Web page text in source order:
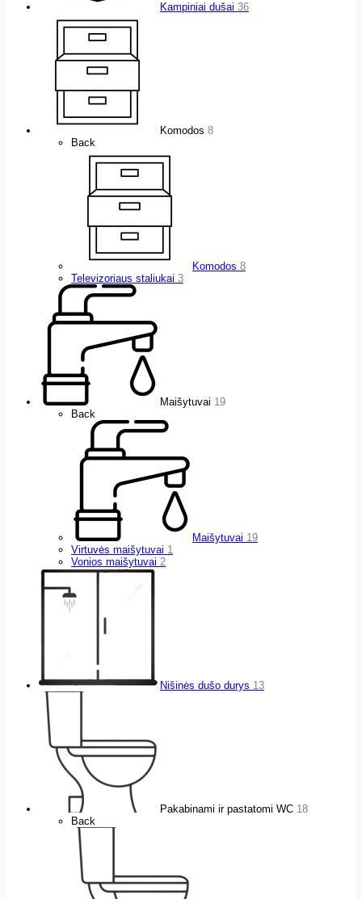
Kampiniai dušai 36
Komodos 8
Back
Komodos 8
Televizoriaus staliukai 3
Maišytuvai 19
Back
Maišytuvai 19
Virtuvės maišytuvai 1
Vonios maišytuvai 2
Nišinės dušo durys 13
Pakabinami ir pastatomi WC 18
Back